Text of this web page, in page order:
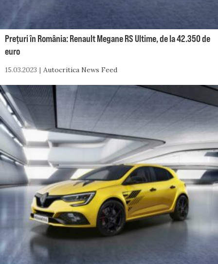
Prețuri în România: Renault Megane RS Ultime, de la 42.350 de
euro
15.03.2023 Autocritica News Feed